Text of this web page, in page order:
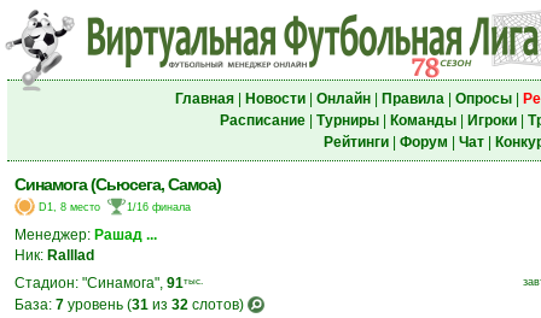
Главная| Новости| Онлайн| Правила| Опросы|
Расписание| Турниры| Команды| Игроки|
Рейтинги| Форум Чат|
Синамога (Сьюсега, Самоа)
D1, 8 место 1/16 финала
Менеджер: Рашад ...
Ник: Ralllad
Стадион: "Синамога", 91тыс.
База: 7 уровень (31 из 32 слотов)